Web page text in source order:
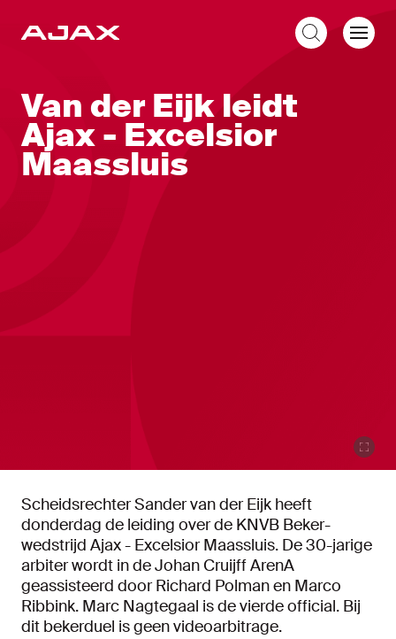
Van der Eijk leidt
Ajax - Excelsior
Maassluis
Scheidsrechter Sander van der Eijk heeft
donderdag de leiding over de KNVB Beker-
wedstrijd Ajax - Excelsior Maassluis. De 30-jarige
arbiter wordt in de Johan Cruijff ArenA
geassisteerd door Richard Polman en Marco
Ribbink. Marc Nagtegaal is de vierde official. Bij
dit bekerduel is geen videoarbitrage.